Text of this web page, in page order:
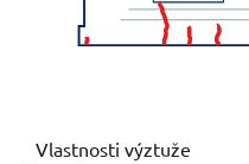
Vlastnosti výztuže